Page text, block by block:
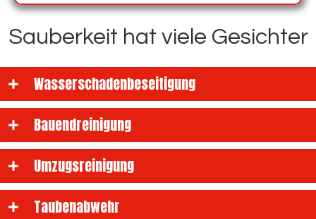
Sauberkeit hat viele Gesichter
Wasserschadenbeseitigung
Bauendreinigung
Umzugsreinigung
Taubenabwehr